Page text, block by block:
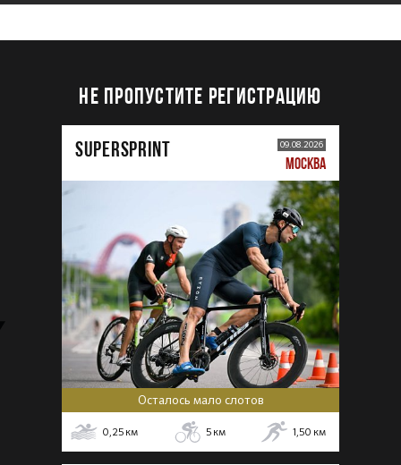
НЕ ПРОПУСТИТЕ РЕГИСТРАЦИЮ
SUPERSPRINT 09.08.2026
МОСКВА
Осталось мало слотов
0,25 км 5 км 1,50 км